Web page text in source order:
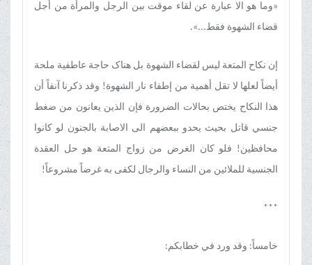
«وما هو الا عبارة عن لقاء موقت بین الرجل والمرأة من أجل
قضاء الشهوة فقط...».
إن نکاح المتعة لیس لقضاء الشهوة بل هناک حاجة عاطفیة ملحة
أیضاً لعلها لا تقل أهمیة من إطفاء نار الشهوة! وقد ذکرنا آنفاً أن
هذا النکاح یختص بحالات الضرورة فإن الذین یعانون من ضغط
جنسي قاتل بحیث یحدو ببعضهم الی الاصابة بالجنون لو کانوا
محافظین! فلو کان الغرض من زواج المتعة هو حل العقدة
الجنسیة للملائین من النساء والرجال لکفی به غرضاً مشروعاً!
***
خامساً: وقد ورد في خطابکم: